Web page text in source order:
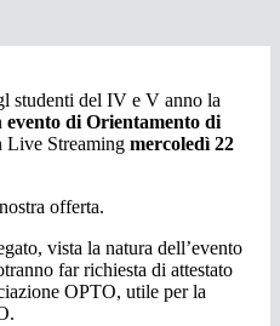
studenti del IV e V anno la
evento di Orientamento di
Live Streaming mercoledì 22
offerta.
vista la natura dell’evento
far richiesta di attestato
OPTO, utile per la